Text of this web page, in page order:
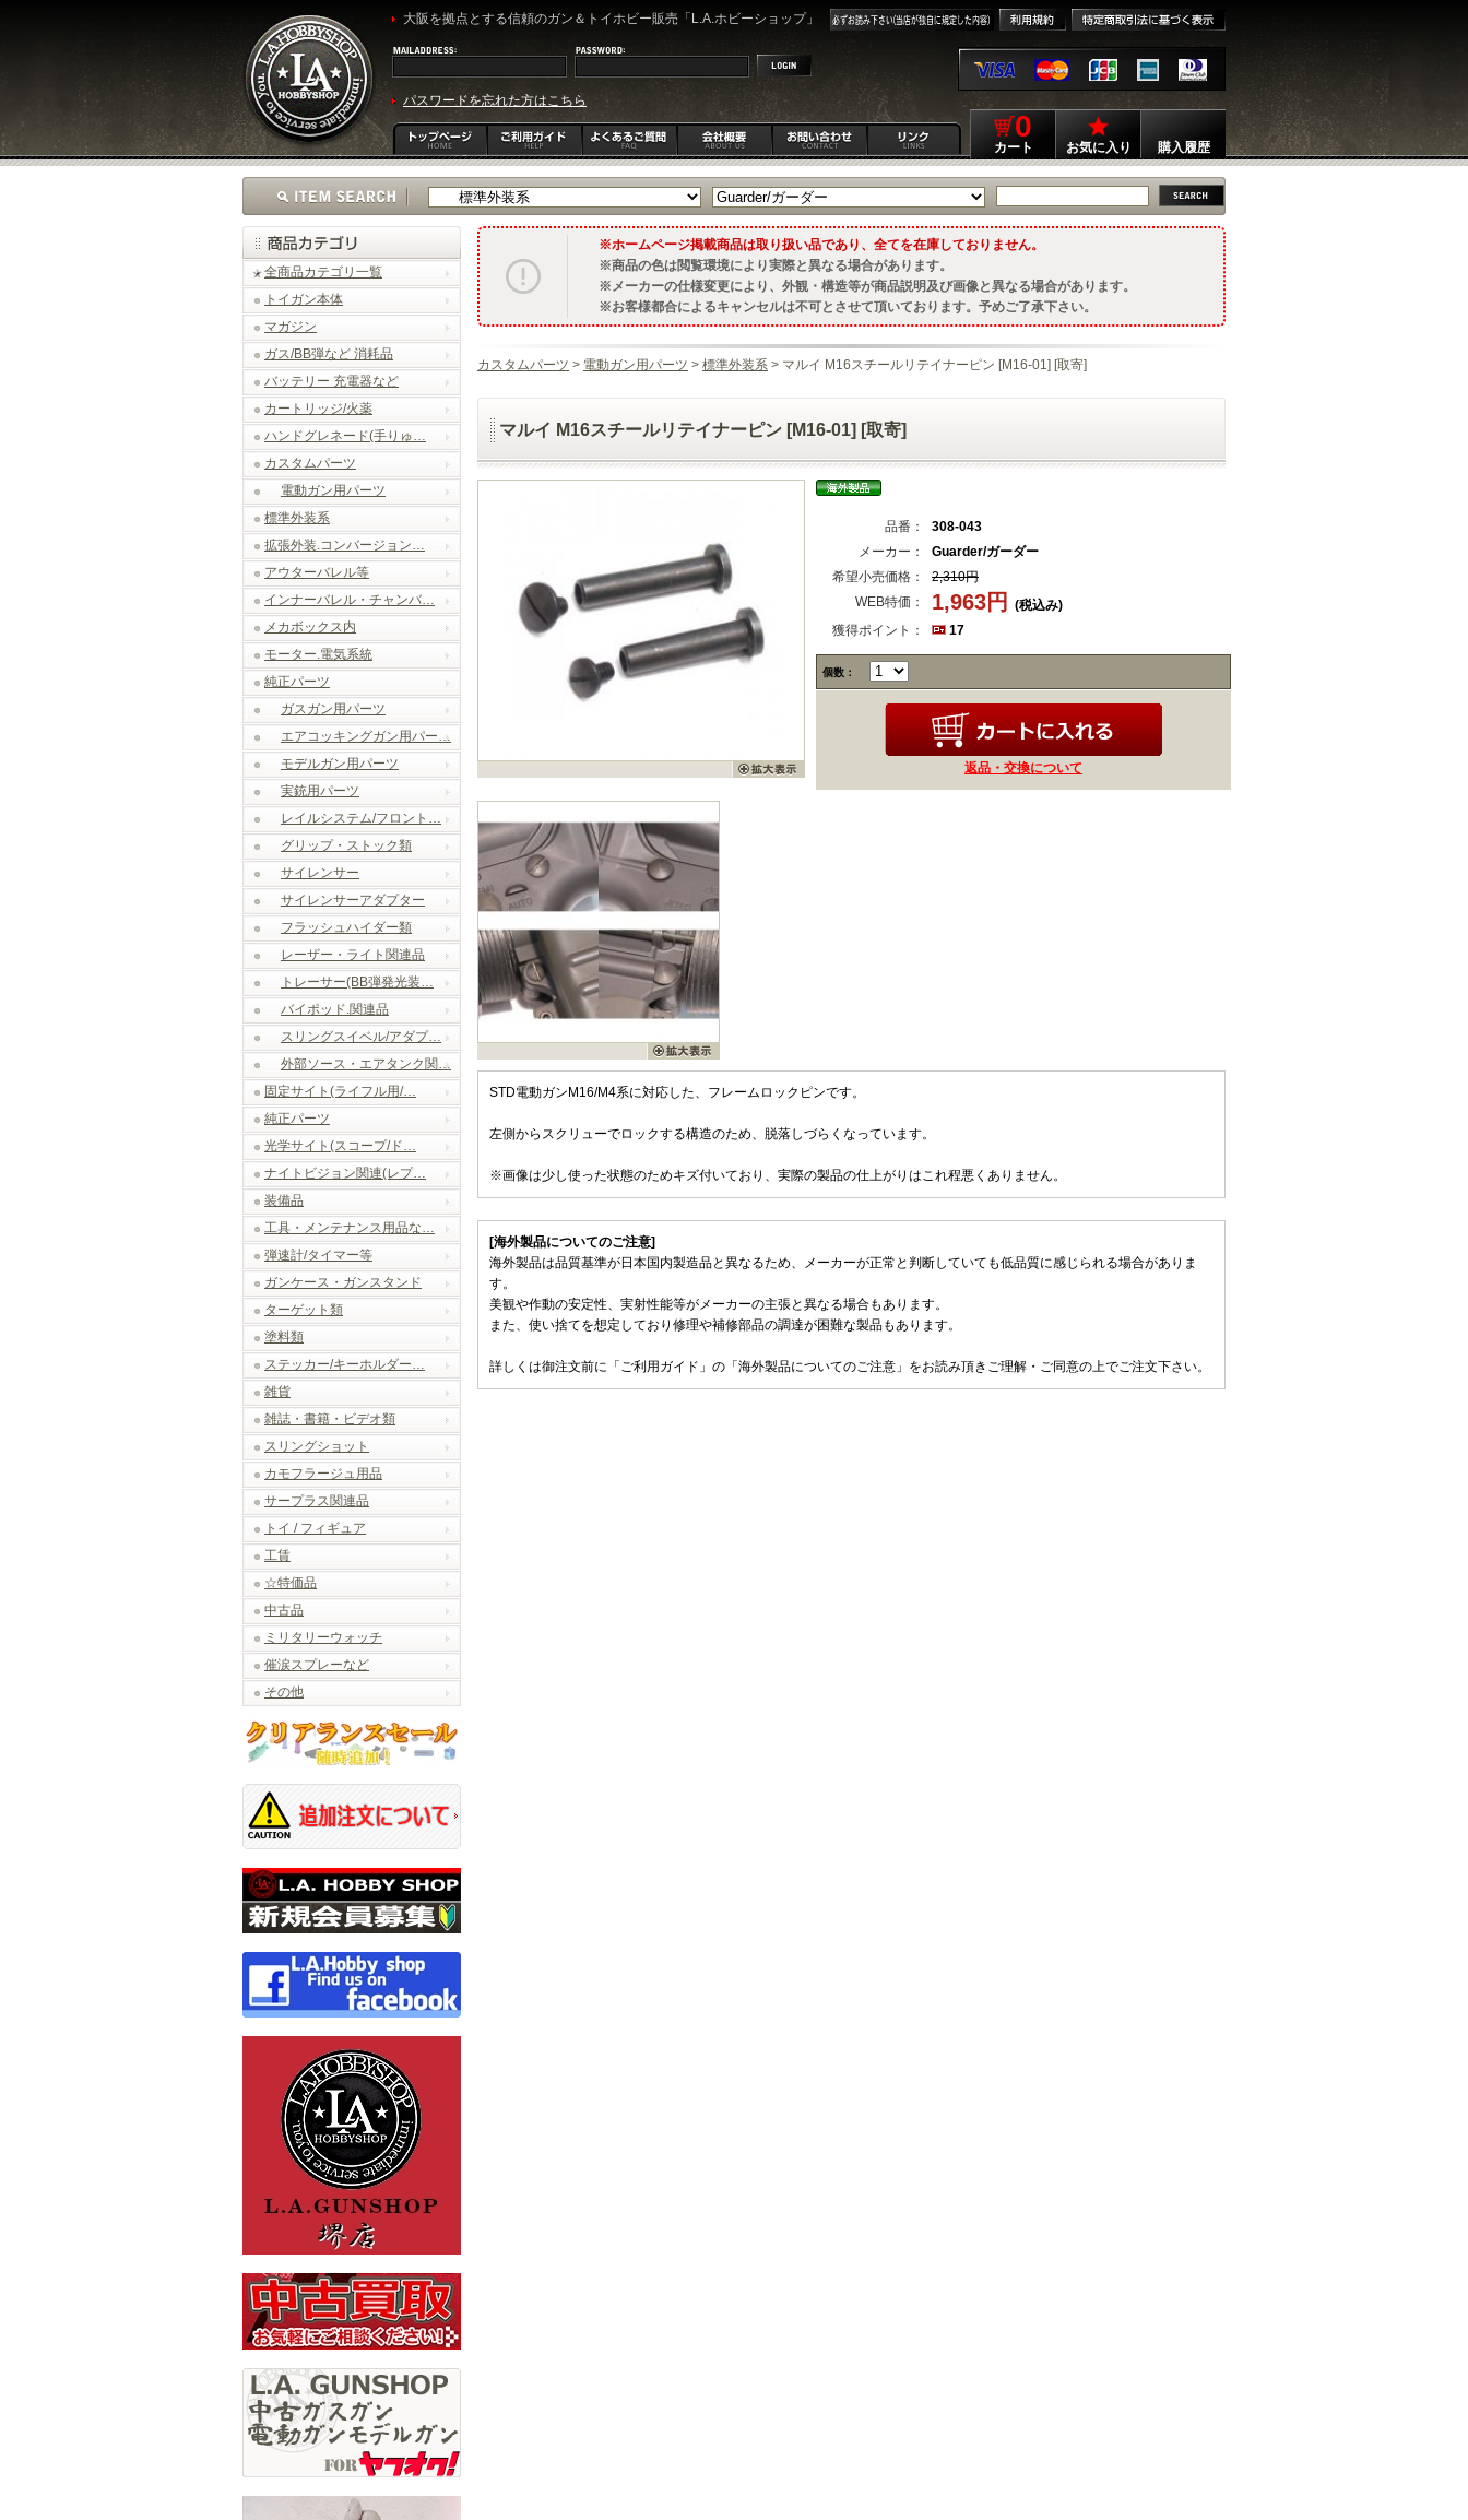
大阪を拠点とする信頼のガン＆トイホビー販売「L.A.ホビーショップ」
パスワードを忘れた方はこちら
0
カート お気に入り 購入履歴
全商品カテゴリ一覧
トイガン本体
マガジン
ガス/BB弾など 消耗品
バッテリー 充電器など
カートリッジ/火薬
ハンドグレネード(手りゅ…
カスタムパーツ
電動ガン用パーツ
標準外装系
拡張外装.コンバージョン…
アウターバレル等
インナーバレル・チャンバ…
メカボックス内
モーター.電気系統
純正パーツ
ガスガン用パーツ
エアコッキングガン用パー…
モデルガン用パーツ
実銃用パーツ
レイルシステム/フロント…
グリップ・ストック類
サイレンサー
サイレンサーアダプター
フラッシュハイダー類
レーザー・ライト関連品
トレーサー(BB弾発光装…
バイポッド.関連品
スリングスイベル/アダプ…
外部ソース・エアタンク関…
固定サイト(ライフル用/…
純正パーツ
光学サイト(スコープ/ド…
ナイトビジョン関連(レプ…
装備品
工具・メンテナンス用品な…
弾速計/タイマー等
ガンケース・ガンスタンド
ターゲット類
塗料類
ステッカー/キーホルダー…
雑貨
雑誌・書籍・ビデオ類
スリングショット
カモフラージュ用品
サープラス関連品
トイ / フィギュア
工賃
☆特価品
中古品
ミリタリーウォッチ
催涙スプレーなど
その他
ホームページ掲載商品は取り扱い品であり、全てを在庫しておりません。
商品の色は閲覧環境により実際と異なる場合があります。
メーカーの仕様変更により、外観・構造等が商品説明及び画像と異なる場合があります。
お客様都合によるキャンセルは不可とさせて頂いております。予めご了承下さい。
カスタムパーツ > 電動ガン用パーツ > 標準外装系 > マルイ M16スチールリテイナーピン [M16-01] [取寄]
マルイ M16スチールリテイナーピン [M16-01] [取寄]
品番：
308-043
メーカー：
Guarder/ガーダー
希望小売価格：
2,310円
WEB特価：
1,963円
(税込み)
獲得ポイント：
17
個数：
返品・交換について
STD電動ガンM16/M4系に対応した、フレームロックピンです。
左側からスクリューでロックする構造のため、脱落しづらくなっています。
※画像は少し使った状態のためキズ付いており、実際の製品の仕上がりはこれ程悪くありません。
[海外製品についてのご注意]
海外製品は品質基準が日本国内製造品と異なるため、メーカーが正常と判断していても低品質に感じられる場合がありま
す。
美観や作動の安定性、実射性能等がメーカーの主張と異なる場合もあります。
また、使い捨てを想定しており修理や補修部品の調達が困難な製品もあります。
詳しくは御注文前に「ご利用ガイド」の「海外製品についてのご注意」をお読み頂きご理解・ご同意の上でご注文下さい。